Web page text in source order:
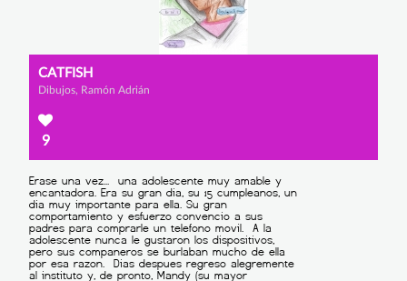
CATFISH
Dibujos, Ramón Adrián
9